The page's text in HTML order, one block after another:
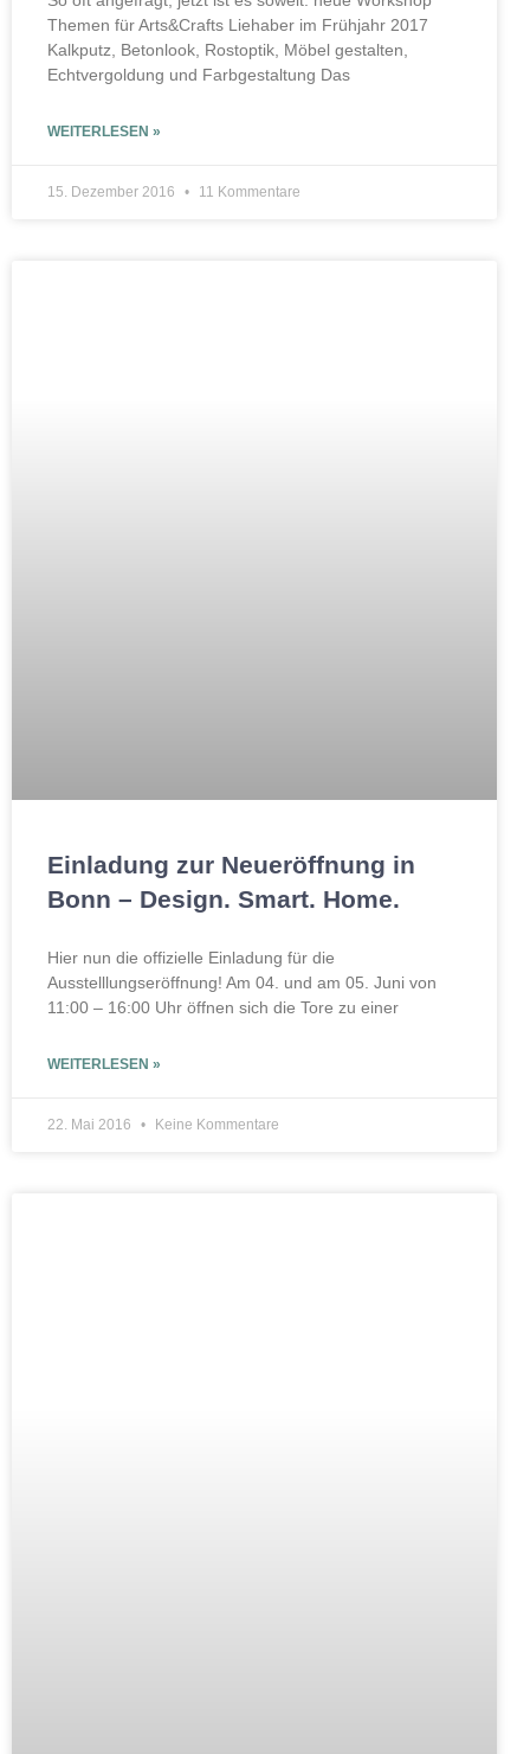
Themen für Arts&Crafts Liehaber im Frühjahr 2017
Kalkputz, Betonlook, Rostoptik, Möbel gestalten,
Echtvergoldung und Farbgestaltung Das
WEITERLESEN »
15. Dezember 2016 11 Kommentare
Einladung zur Neueröffnung in
Bonn – Design. Smart. Home.
Hier nun die offizielle Einladung für die
Ausstelllungseröffnung! Am 04. und am 05. Juni von
11:00 – 16:00 Uhr öffnen sich die Tore zu einer
WEITERLESEN »
22. Mai 2016 Keine Kommentare